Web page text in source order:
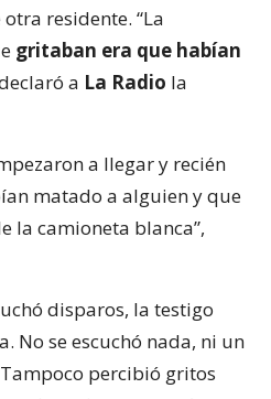
residente. “La
gritaban era que habían
a La Radio la
a llegar y recién
matado a alguien y que
la camioneta blanca”,
disparos, la testigo
No se escuchó nada, ni un
percibió gritos